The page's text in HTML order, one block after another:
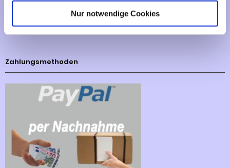
Nur notwendige Cookies
Zahlungsmethoden